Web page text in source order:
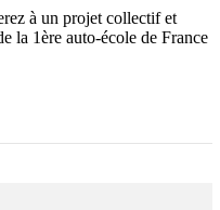
à un projet collectif et
la 1ère auto-école de France